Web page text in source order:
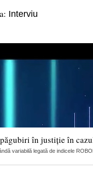
Interviu
în justiție în
variabilă legată de indicele